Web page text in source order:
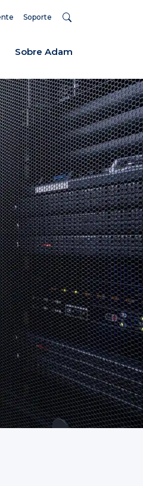
Soporte
Sobre Adam